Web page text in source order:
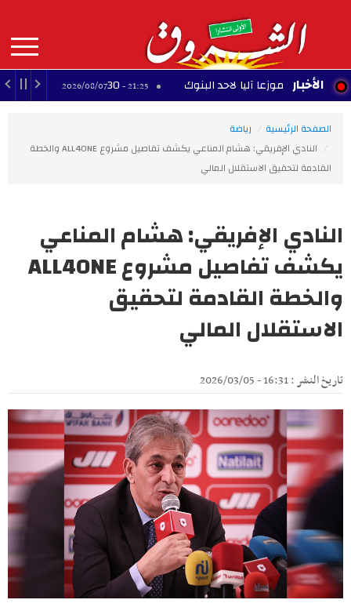
contenu
principal
MAIN
NAVIGATION الأخبار
موزعا آليا لاحد البنوك 21:25 - 2026/08/07 30 عارضًا يشاركون في معرض الصناعات التقليدية بالمحرس
الصفحة الرئيسية
رياضة
النادي الإفريقي: هشام المناعي يكشف تفاصيل مشروع ALL4ONE والخطة
القادمة لتحقيق الاستقلال المالي
النادي الإفريقي: هشام المناعي
يكشف تفاصيل مشروع ALL4ONE
والخطة القادمة لتحقيق
الاستقلال المالي
تاريخ النشر : 16:31 - 2026/03/05